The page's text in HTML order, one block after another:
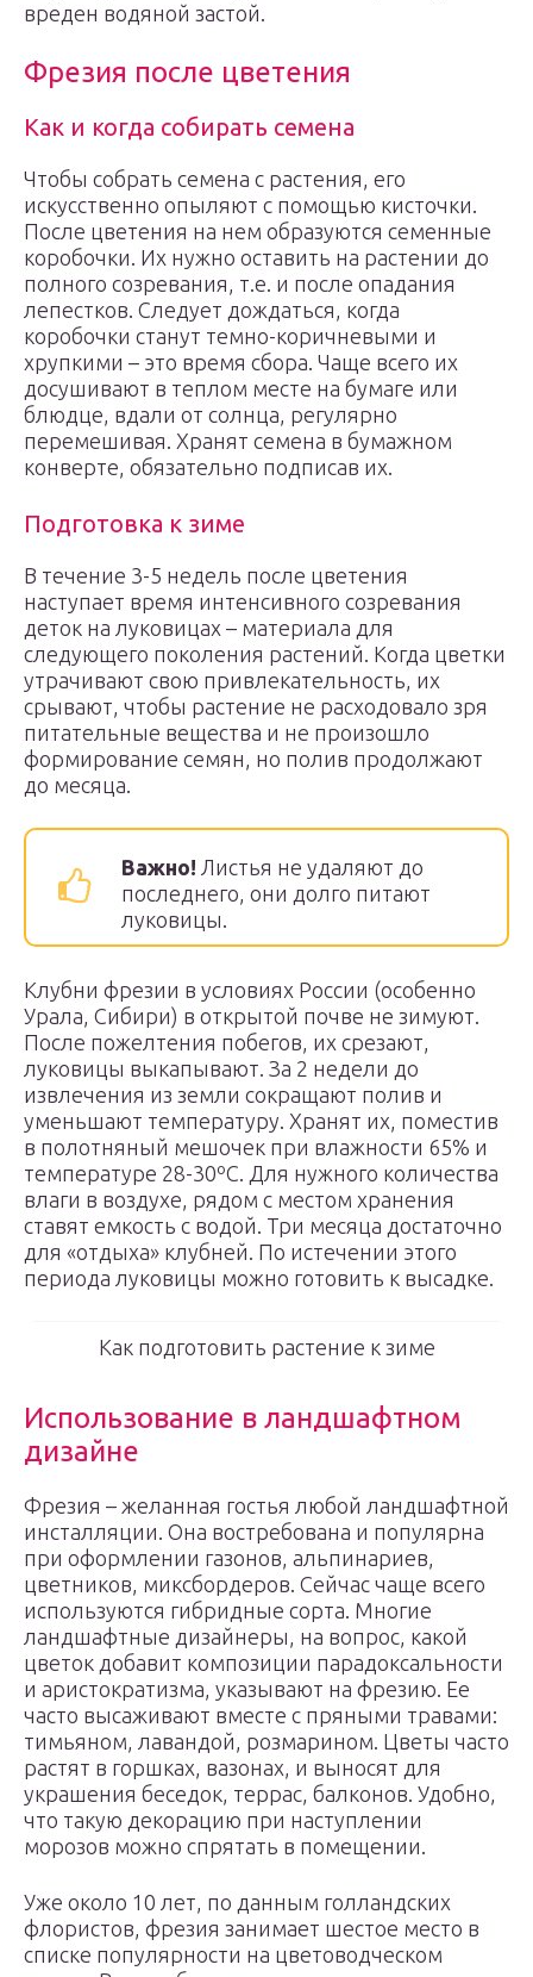
вреден водяной застой.
Фрезия после цветения
Как и когда собирать семена
Чтобы собрать семена с растения, его
искусственно опыляют с помощью кисточки.
После цветения на нем образуются семенные
коробочки. Их нужно оставить на растении до
полного созревания, т.е. и после опадания
лепестков. Следует дождаться, когда
коробочки станут темно-коричневыми и
хрупкими – это время сбора. Чаще всего их
досушивают в теплом месте на бумаге или
блюдце, вдали от солнца, регулярно
перемешивая. Хранят семена в бумажном
конверте, обязательно подписав их.
Подготовка к зиме
В течение 3-5 недель после цветения
наступает время интенсивного созревания
деток на луковицах – материала для
следующего поколения растений. Когда цветки
утрачивают свою привлекательность, их
срывают, чтобы растение не расходовало зря
питательные вещества и не произошло
формирование семян, но полив продолжают
до месяца.
Важно! Листья не удаляют до
последнего, они долго питают
луковицы.
Клубни фрезии в условиях России (особенно
Урала, Сибири) в открытой почве не зимуют.
После пожелтения побегов, их срезают,
луковицы выкапывают. За 2 недели до
извлечения из земли сокращают полив и
уменьшают температуру. Хранят их, поместив
в полотняный мешочек при влажности 65% и
температуре 28-30ºС. Для нужного количества
влаги в воздухе, рядом с местом хранения
ставят емкость с водой. Три месяца достаточно
для «отдыха» клубней. По истечении этого
периода луковицы можно готовить к высадке.
Как подготовить растение к зиме
Использование в ландшафтном
дизайне
Фрезия – желанная гостья любой ландшафтной
инсталляции. Она востребована и популярна
при оформлении газонов, альпинариев,
цветников, миксбордеров. Сейчас чаще всего
используются гибридные сорта. Многие
ландшафтные дизайнеры, на вопрос, какой
цветок добавит композиции парадоксальности
и аристократизма, указывают на фрезию. Ее
часто высаживают вместе с пряными травами:
тимьяном, лавандой, розмарином. Цветы часто
растят в горшках, вазонах, и выносят для
украшения беседок, террас, балконов. Удобно,
что такую декорацию при наступлении
морозов можно спрятать в помещении.
Уже около 10 лет, по данным голландских
флористов, фрезия занимает шестое место в
списке популярности на цветоводческом